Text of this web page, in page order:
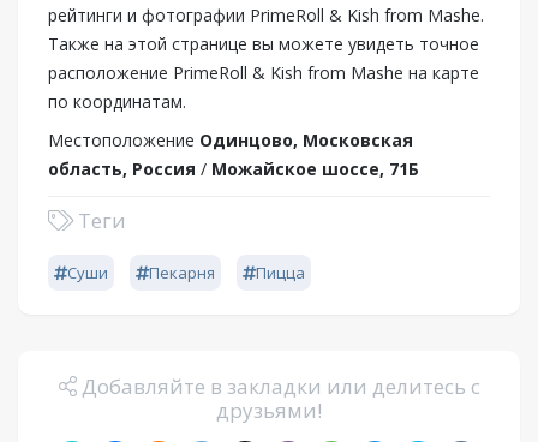
рейтинги и фотографии PrimeRoll & Kish from Mashe.
Также на этой странице вы можете увидеть точное
расположение PrimeRoll & Kish from Mashe на карте
по координатам.
Местоположение Одинцово, Московская
область, Россия / Можайское шоссе, 71Б
Теги
Суши Пекарня Пицца
Добавляйте в закладки или делитесь с
друзьями!